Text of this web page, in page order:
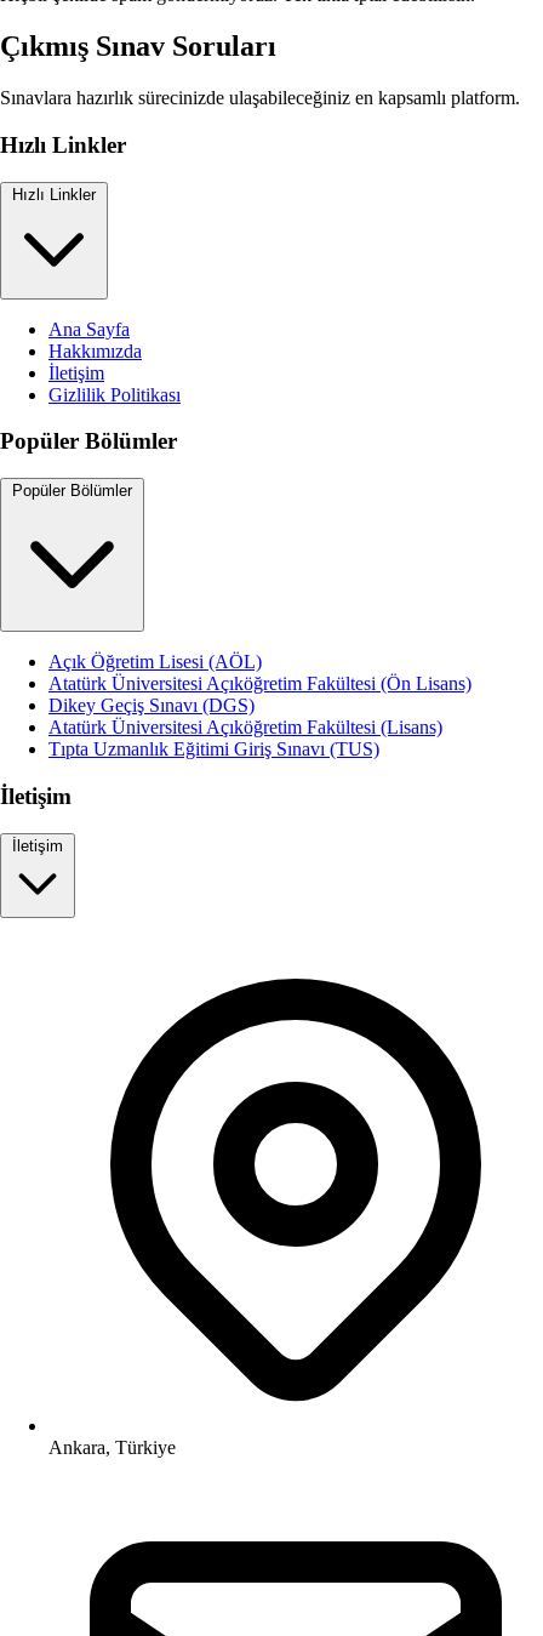
Çıkmış Sınav Soruları
Sınavlara hazırlık sürecinizde ulaşabileceğiniz en kapsamlı platform.
Hızlı Linkler
Hızlı Linkler
Ana Sayfa
Hakkımızda
İletişim
Gizlilik Politikası
Popüler Bölümler
Popüler Bölümler
Açık Öğretim Lisesi (AÖL)
Atatürk Üniversitesi Açıköğretim Fakültesi (Ön Lisans)
Dikey Geçiş Sınavı (DGS)
Atatürk Üniversitesi Açıköğretim Fakültesi (Lisans)
Tıpta Uzmanlık Eğitimi Giriş Sınavı (TUS)
İletişim
İletişim
Ankara, Türkiye